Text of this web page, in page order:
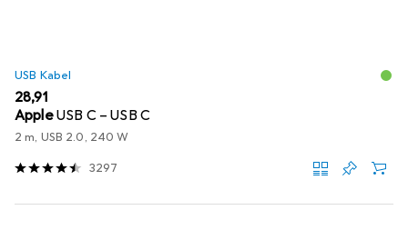
USB Kabel
EUR
28,91
AppleUSB C – USB C
2 m, USB 2.0, 240 W
3297